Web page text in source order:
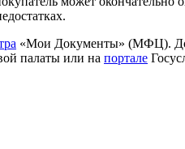
«Мои Документы» (МФЦ).
палаты или на портале